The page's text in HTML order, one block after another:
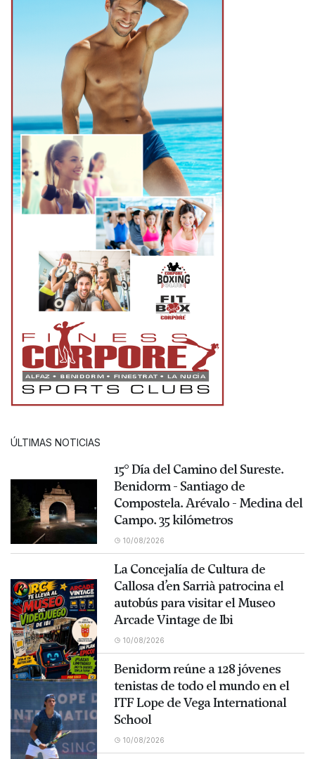
ÚLTIMAS NOTICIAS
15° Día del Camino del Sureste.
Benidorm - Santiago de
Compostela. Arévalo - Medina del
Campo. 35 kilómetros
10/08/2026
La Concejalía de Cultura de
Callosa d’en Sarrià patrocina el
autobús para visitar el Museo
Arcade Vintage de Ibi
10/08/2026
Benidorm reúne a 128 jóvenes
tenistas de todo el mundo en el
ITF Lope de Vega International
School
10/08/2026